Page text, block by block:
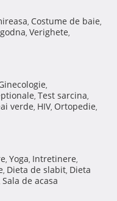
, Costume de baie,
, Verighete,
,
, Test sarcina,
verde, HIV, Ortopedie,
, Yoga, Intretinere,
, Dieta de slabit, Dieta
Sala de acasa